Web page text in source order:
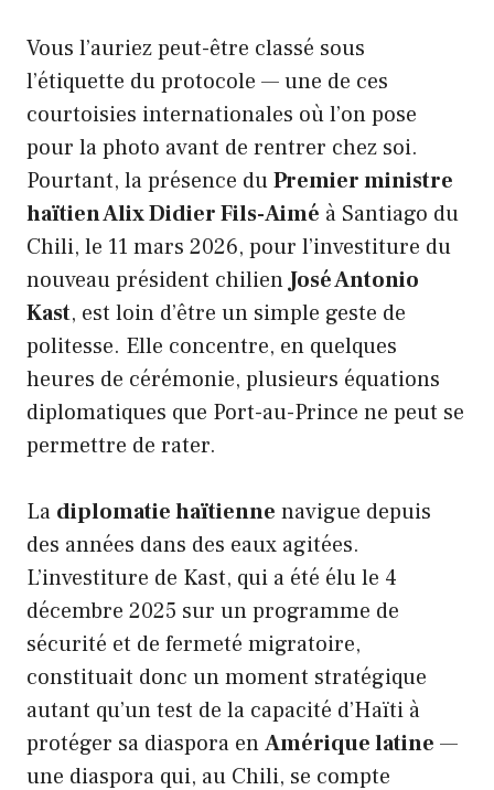
Vous l’auriez peut-être classé sous
l’étiquette du protocole — une de ces
courtoisies internationales où l’on pose
pour la photo avant de rentrer chez soi.
Pourtant, la présence duPremier ministre
haïtien Alix Didier Fils-Aimé à Santiago du
Chili, le 11 mars 2026, pour l’investiture du
nouveau président chilienJosé Antonio
Kast, est loin d’être un simple geste de
politesse. Elle concentre, en quelques
heures de cérémonie, plusieurs équations
diplomatiques que Port-au-Prince ne peut se
permettre de rater.
La diplomatie haïtienne navigue depuis
des années dans des eaux agitées.
L’investiture de Kast, qui a été élu le 4
décembre 2025 sur un programme de
sécurité et de fermeté migratoire,
constituait donc un moment stratégique
autant qu’un test de la capacité d’Haïti à
protéger sa diaspora enAmérique latine —
une diaspora qui, au Chili, se compte